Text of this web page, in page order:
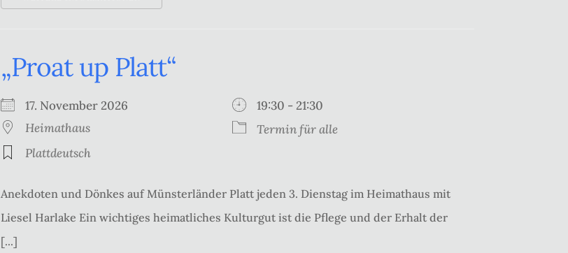
„Proat up Platt“
17. November 2026
19:30 - 21:30
Heimathaus
Termin für alle
Plattdeutsch
Anekdoten und Dönkes auf Münsterländer Platt jeden 3. Dienstag im Heimathaus mit
Liesel Harlake Ein wichtiges heimatliches Kulturgut ist die Pflege und der Erhalt der
[...]